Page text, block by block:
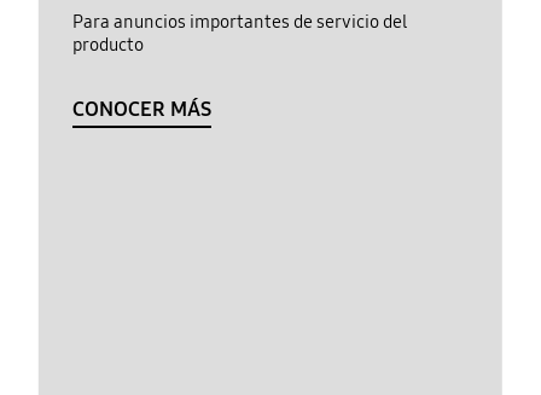
Para anuncios importantes de servicio del
producto
CONOCER MÁS